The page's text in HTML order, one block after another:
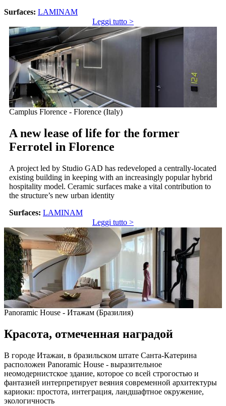
Surfaces: LAMINAM
Leggi tutto >
Camplus Florence - Florence (Italy)
A new lease of life for the former
Ferrotel in Florence
A project led by Studio GAD has redeveloped a centrally-located
existing building in keeping with an increasingly popular hybrid
hospitality model. Ceramic surfaces make a vital contribution to
the structure’s new urban identity
Surfaces: LAMINAM
Leggi tutto >
Panoramic House - Итажам (Бразилия)
Красота, отмеченная наградой
В городе Итажаи, в бразильском штате Санта-Катерина
расположен Panoramic House - выразительное
неомодернистское здание, которое со всей строгостью и
фантазией интерпретирует веяния современной архитектуры
кариоки: простота, интеграция, ландшафтное окружение,
экологичность